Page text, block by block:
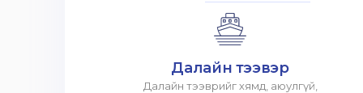
Далайн тээвэр
Далайн тээврийг хямд, аюулгүй,